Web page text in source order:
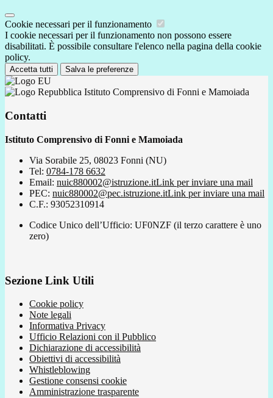
Cookie necessari per il funzionamento
I cookie necessari per il funzionamento non possono essere
disabilitati. È possibile consultare l'elenco nella pagina della cookie
policy.
Accetta tutti Salva le preferenze
Istituto Comprensivo di Fonni e Mamoiada
Contatti
Istituto Comprensivo di Fonni e Mamoiada
Via Sorabile 25, 08023 Fonni (NU)
Tel: 0784-178 6632
Email: nuic880002@istruzione.itLink per inviare una mail
PEC: nuic880002@pec.istruzione.itLink per inviare una mail
C.F.: 93052310914
Codice Unico dell’Ufficio: UF0NZF (il terzo carattere è uno
zero)
Sezione Link Utili
Cookie policy
Note legali
Informativa Privacy
Ufficio Relazioni con il Pubblico
Dichiarazione di accessibilità
Obiettivi di accessibilità
Whistleblowing
Gestione consensi cookie
Amministrazione trasparente